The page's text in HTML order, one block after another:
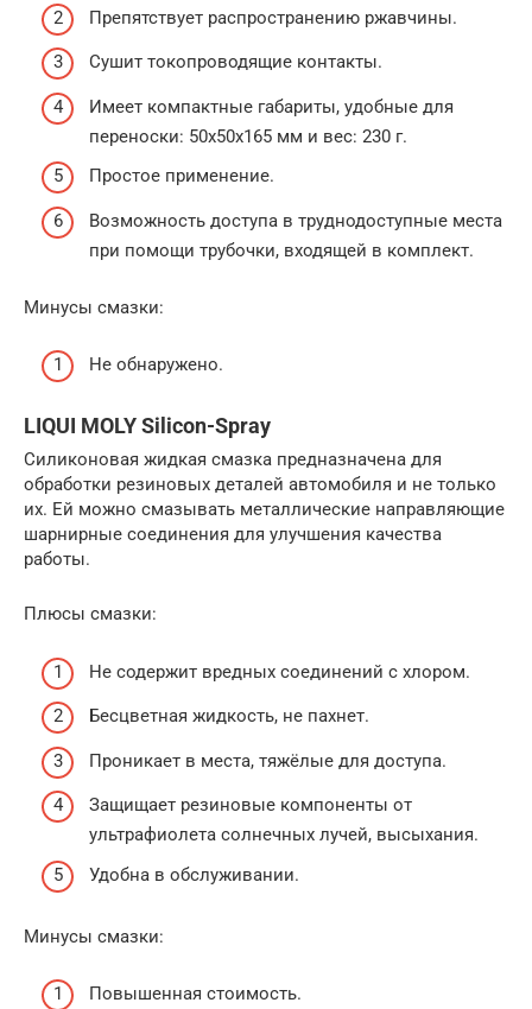
Препятствует распространению ржавчины.
Сушит токопроводящие контакты.
Имеет компактные габариты, удобные для
переноски: 50х50х165 мм и вес: 230 г.
Простое применение.
Возможность доступа в труднодоступные места
при помощи трубочки, входящей в комплект.
Минусы смазки:
Не обнаружено.
LIQUI MOLY Silicon-Spray
Силиконовая жидкая смазка предназначена для
обработки резиновых деталей автомобиля и не только
их. Ей можно смазывать металлические направляющие
шарнирные соединения для улучшения качества
работы.
Плюсы смазки:
Не содержит вредных соединений с хлором.
Бесцветная жидкость, не пахнет.
Проникает в места, тяжёлые для доступа.
Защищает резиновые компоненты от
ультрафиолета солнечных лучей, высыхания.
Удобна в обслуживании.
Минусы смазки:
Повышенная стоимость.